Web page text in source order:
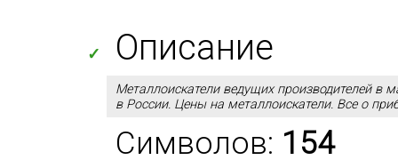
✓ Описание
Металлоискатели ведущих производителей в
в России. Цены на металлоискатели. Все о
Символов: 154